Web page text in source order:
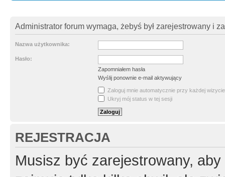
Administrator forum wymaga, żebyś był zarejestrowany i
Nazwa użytkownika:
Hasło:
Zapomniałem hasła
Wyślij ponownie e-mail aktywujący
Zaloguj mnie automatycznie przy każdej wizycie
Ukryj mój status w tej sesji
REJESTRACJA
Musisz być zarejestrowany,